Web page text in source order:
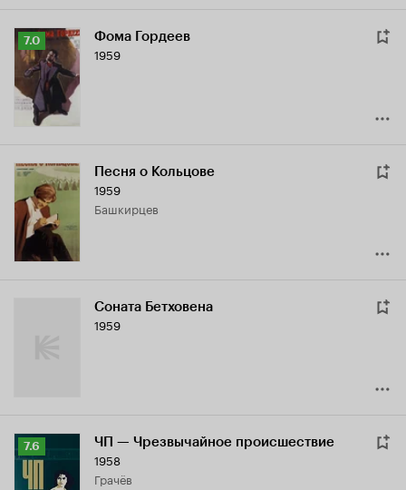
Рейтинг
Кинопоиска
7.0
7.0 Фома Гордеев
1959
Песня о Кольцове
1959
Башкирцев
Соната Бетховена
1959
Рейтинг
Кинопоиска
7.6
7.6 ЧП — Чрезвычайное происшествие
1958
Грачёв